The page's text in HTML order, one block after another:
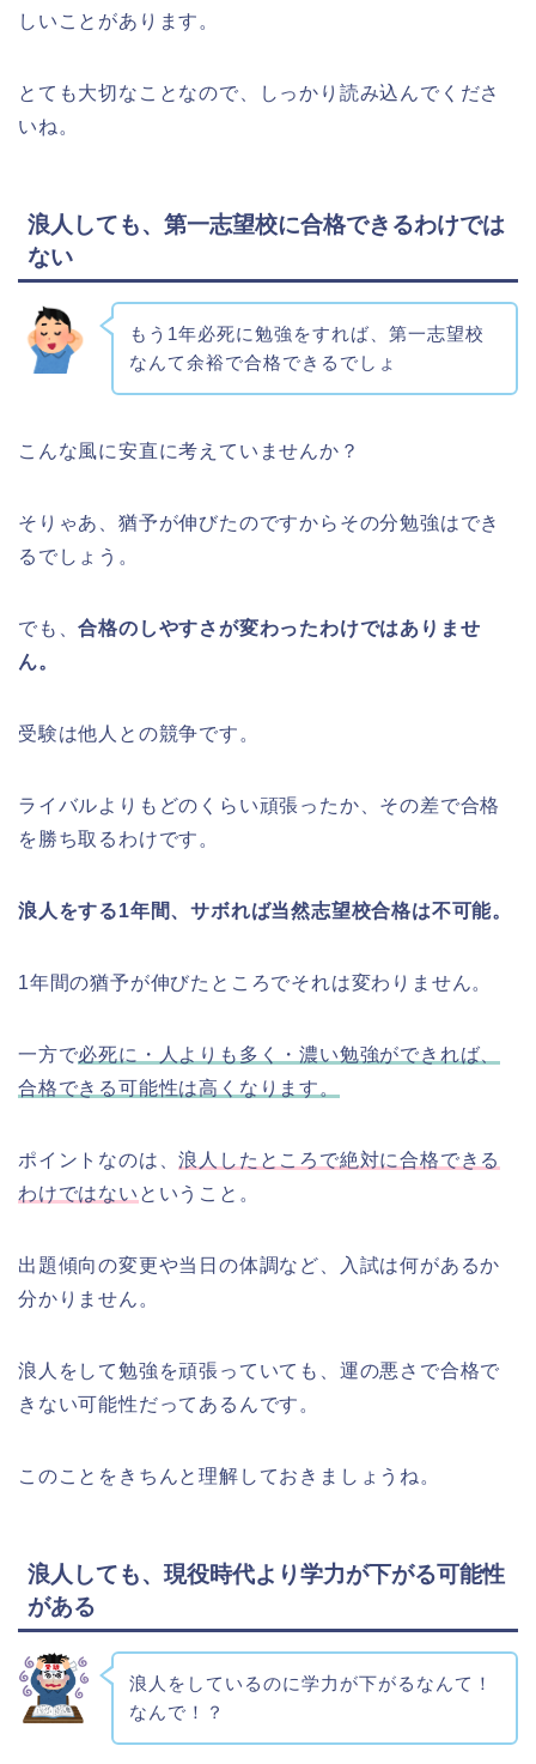
しいことがあります。
とても大切なことなので、しっかり読み込んでくださ
いね。
浪人しても、第一志望校に合格できるわけでは
ない
もう1年必死に勉強をすれば、第一志望校
なんて余裕で合格できるでしょ
こんな風に安直に考えていませんか？
そりゃあ、猶予が伸びたのですからその分勉強はでき
るでしょう。
でも、合格のしやすさが変わったわけではありませ
ん。
受験は他人との競争です。
ライバルよりもどのくらい頑張ったか、その差で合格
を勝ち取るわけです。
浪人をする1年間、サボれば当然志望校合格は不可能。
1年間の猶予が伸びたところでそれは変わりません。
一方で必死に・人よりも多く・濃い勉強ができれば、
合格できる可能性は高くなります。
ポイントなのは、浪人したところで絶対に合格できる
わけではない ということ。
出題傾向の変更や当日の体調など、入試は何があるか
分かりません。
浪人をして勉強を頑張っていても、運の悪さで合格で
きない可能性だってあるんです。
このことをきちんと理解しておきましょうね。
浪人しても、現役時代より学力が下がる可能性
がある
浪人をしているのに学力が下がるなんて！
なんで！？